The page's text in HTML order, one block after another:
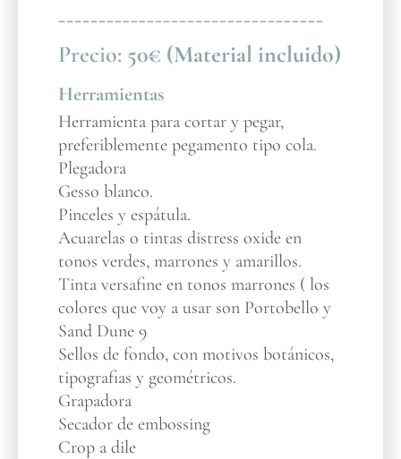
_________________________________
Precio: 50€ (Material incluido)
Herramientas
Herramienta para cortar y pegar,
preferiblemente pegamento tipo cola.
Plegadora
Gesso blanco.
Pinceles y espátula.
Acuarelas o tintas distress oxide en
tonos verdes, marrones y amarillos.
Tinta versafine en tonos marrones ( los
colores que voy a usar son Portobello y
Sand Dune 9
Sellos de fondo, con motivos botánicos,
tipografias y geométricos.
Grapadora
Secador de embossing
Crop a dile